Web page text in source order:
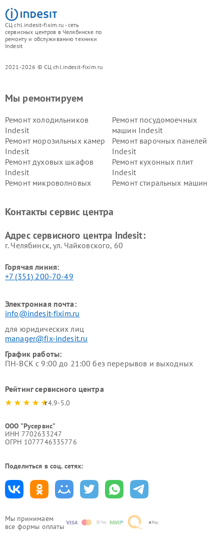
СЦ chl.indesit-fixim.ru - сеть
сервисных центров в Челябинске по
ремонту и обслуживанию техники
Indesit
2021-2026 © СЦ chl.indesit-fixim.ru
Мы принимаем
все формы оплаты
Мы ремонтируем
Ремонт холодильников
Indesit
Ремонт посудомоечных
машин Indesit
Ремонт морозильных камер
Indesit
Ремонт варочных панелей
Indesit
Ремонт духовых шкафов
Indesit
Ремонт кухонных плит
Indesit
Ремонт микроволновых
Ремонт стиральных машин
Indesit
Indesit
Контакты сервис центра
Адрес сервисного центра Indesit:
г. Челябинск, ул. Чайковского, 60
Горячая линия:
+7 (351) 200-70-49
Электронная почта:
info@indesit-fixim.ru
для юридических лиц
manager@fix-indesit.ru
График работы:
ПН-ВСК с 9:00 до 21:00 без перерывов и выходных
Рейтинг сервисного центра
4.9-5.0
ООО "Русервис"
ИНН 7702633247
ОГРН 1077746335776
Поделиться в соц. сетях: